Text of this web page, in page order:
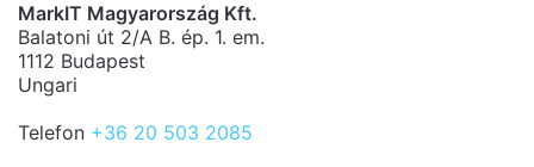
MarkIT Magyarország Kft.
Balatoni út 2/A B. ép. 1. em.
1112 Budapest
Ungari
Telefon +36 20 503 2085